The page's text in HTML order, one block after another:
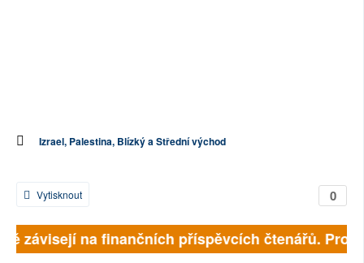
Izrael, Palestina, Blízký a Střední východ
0
Vytisknout
závisejí na finančních příspěvcích čtenářů.